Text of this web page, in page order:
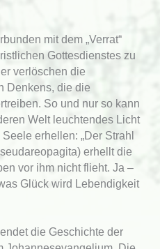
mit dem „Verrat“
Gottesdienstes zu
verlöschen die
Denkens, die die
So und nur so kann
Welt leuchtendes Licht
erhellen: „Der Strahl
erhellt die
vor ihm nicht flieht. Ja –
Glück wird Lebendigkeit
die Geschichte der